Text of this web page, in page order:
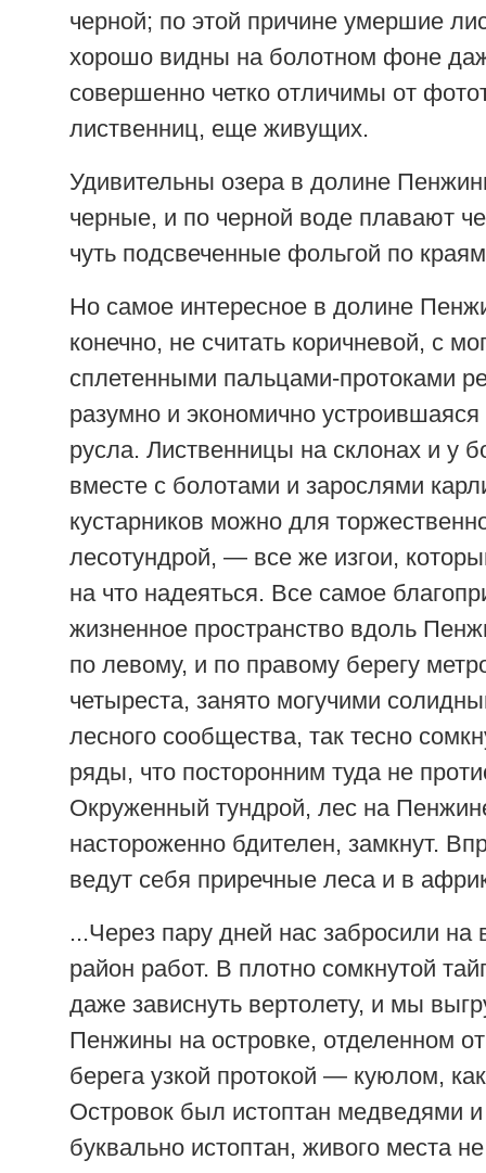
черной; по этой причине умершие
хорошо видны на болотном фоне
совершенно четко отличимы от
лиственниц, еще живущих.
Удивительны озера в долине
черные, и по черной воде плавают
чуть подсвеченные фольгой по
Но самое интересное в долине
конечно, не считать коричневой, с
сплетенными пальцами-протоками
разумно и экономично устроившаяся
русла. Лиственницы на склонах и у
вместе с болотами и зарослями
кустарников можно для
лесотундрой, — все же изгои,
на что надеяться. Все самое
жизненное пространство вдоль
по левому, и по правому берегу
четыреста, занято могучими
лесного сообщества, так тесно
ряды, что посторонним туда не
Окруженный тундрой, лес на
настороженно бдителен, замкнут.
ведут себя приречные леса и в
...Через пару дней нас забросили на
район работ. В плотно сомкнутой
даже зависнуть вертолету, и мы
Пенжины на островке, отделенном
берега узкой протокой — куюлом,
Островок был истоптан медведями
буквально истоптан, живого места